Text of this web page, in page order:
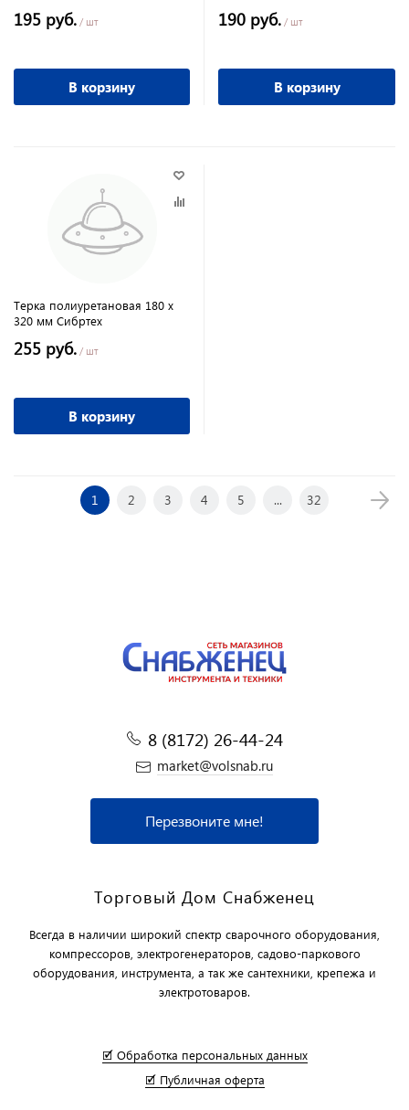
Matrix
195 руб. / шт
В корзину
Matrix
190 руб. / шт
В корзину
Терка полиуретановая 180 х
320 мм Сибртех
255 руб. / шт
В корзину
1 2 3 4 5 ... 32
8 (8172) 26-44-24
market@volsnab.ru
Перезвоните мне!
Торговый Дом Снабженец
Всегда в наличии широкий спектр сварочного оборудования,
компрессоров, электрогенераторов, садово-паркового
оборудования, инструмента, а так же сантехники, крепежа и
электротоваров.
🗹 Обработка персональных данных
🗹 Публичная оферта